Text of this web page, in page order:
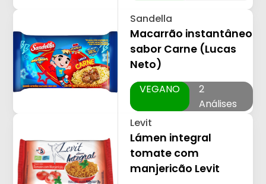
Sandella
Macarrão instantâneo
sabor Carne (Lucas
Neto)
VEGANO
2
Análises
Levit
Lámen integral
tomate com
manjericão Levit